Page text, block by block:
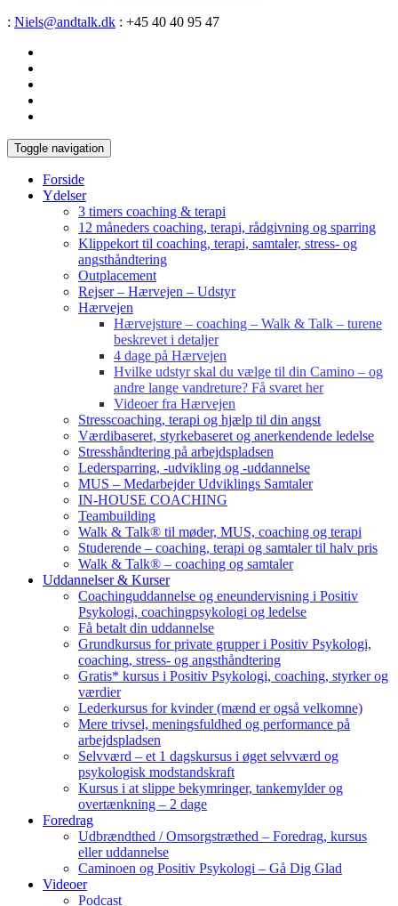
: Niels@andtalk.dk : +45 40 40 95 47
Toggle navigation
Forside
Ydelser
3 timers coaching & terapi
12 måneders coaching, terapi, rådgivning og sparring
Klippekort til coaching, terapi, samtaler, stress- og
angsthåndtering
Outplacement
Rejser – Hærvejen – Udstyr
Hærvejen
Hærvejsture – coaching – Walk & Talk – turene
beskrevet i detaljer
4 dage på Hærvejen
Hvilke udstyr skal du vælge til din Camino – og
andre lange vandreture? Få svaret her
Videoer fra Hærvejen
Stresscoaching, terapi og hjælp til din angst
Værdibaseret, styrkebaseret og anerkendende ledelse
Stresshåndtering på arbejdspladsen
Ledersparring, -udvikling og -uddannelse
MUS – Medarbejder Udviklings Samtaler
IN-HOUSE COACHING
Teambuilding
Walk & Talk® til møder, MUS, coaching og terapi
Studerende – coaching, terapi og samtaler til halv pris
Walk & Talk® – coaching og samtaler
Uddannelser & Kurser
Coachinguddannelse og eneundervisning i Positiv
Psykologi, coachingpsykologi og ledelse
Få betalt din uddannelse
Grundkursus for private grupper i Positiv Psykologi,
coaching, stress- og angsthåndtering
Gratis* kursus i Positiv Psykologi, coaching, styrker og
værdier
Lederkursus for kvinder (mænd er også velkomne)
Mere trivsel, meningsfuldhed og performance på
arbejdspladsen
Selvværd – et 1 dagskursus i øget selvværd og
psykologisk modstandskraft
Kursus i at slippe bekymringer, tankemylder og
overtænkning – 2 dage
Foredrag
Udbrændthed / Omsorgstræthed – Foredrag, kursus
eller uddannelse
Caminoen og Positiv Psykologi – Gå Dig Glad
Videoer
Podcast